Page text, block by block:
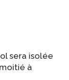
sera isolée
à